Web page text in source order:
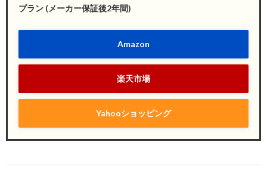
プラン (メーカー保証後2年間)
Amazon
楽天市場
Yahooショッピング